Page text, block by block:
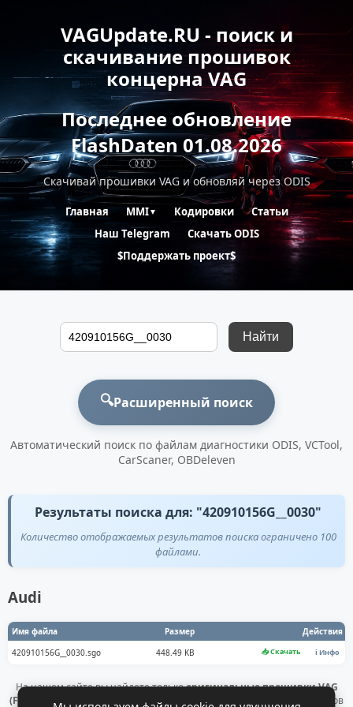
VAGUpdate.RU - поиск и
скачивание прошивок
концерна VAG
Последнее обновление
FlashDaten 01.08.2026
Скачивай прошивки VAG и обновляй через ODIS
Главная MMI▼ Кодировки
Статьи
Наш Telegram
Скачать ODIS
$Поддержать проект$
Найти
🔍Расширенный поиск
Автоматический поиск по файлам диагностики ODIS, VCTool,
CarScaner, OBDeleven
Результаты поиска для: "420910156G__0030"
Количество отображаемых результатов поиска ограничено 100
файлами.
Audi
Имя файла Размер
Действия
420910156G__0030.sgo
448.49 KB 📥 Скачать ℹ️ Инфо
На нашем сайте вы найдете толькооригинальные прошивки VAG
(Flashdaten)
. Все файлы получены напрямую с официальных серверов